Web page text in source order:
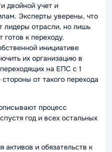
двойной учет и
Эксперты уверены, что
лидеры отрасли, но лишь
готов к переходу.
инициативе
их организацию в
на ЕПС с 1
от такого перехода
процесс
год и всех остальных
активов и обязательств к